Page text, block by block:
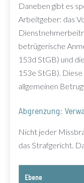
Daneben gibt es
Arbeitgeber: das
betrügerische
153d StGB) und
153e StGB).
allgemeinen
Abgrenzung:
Nicht jeder
das Strafgericht.
Ebene